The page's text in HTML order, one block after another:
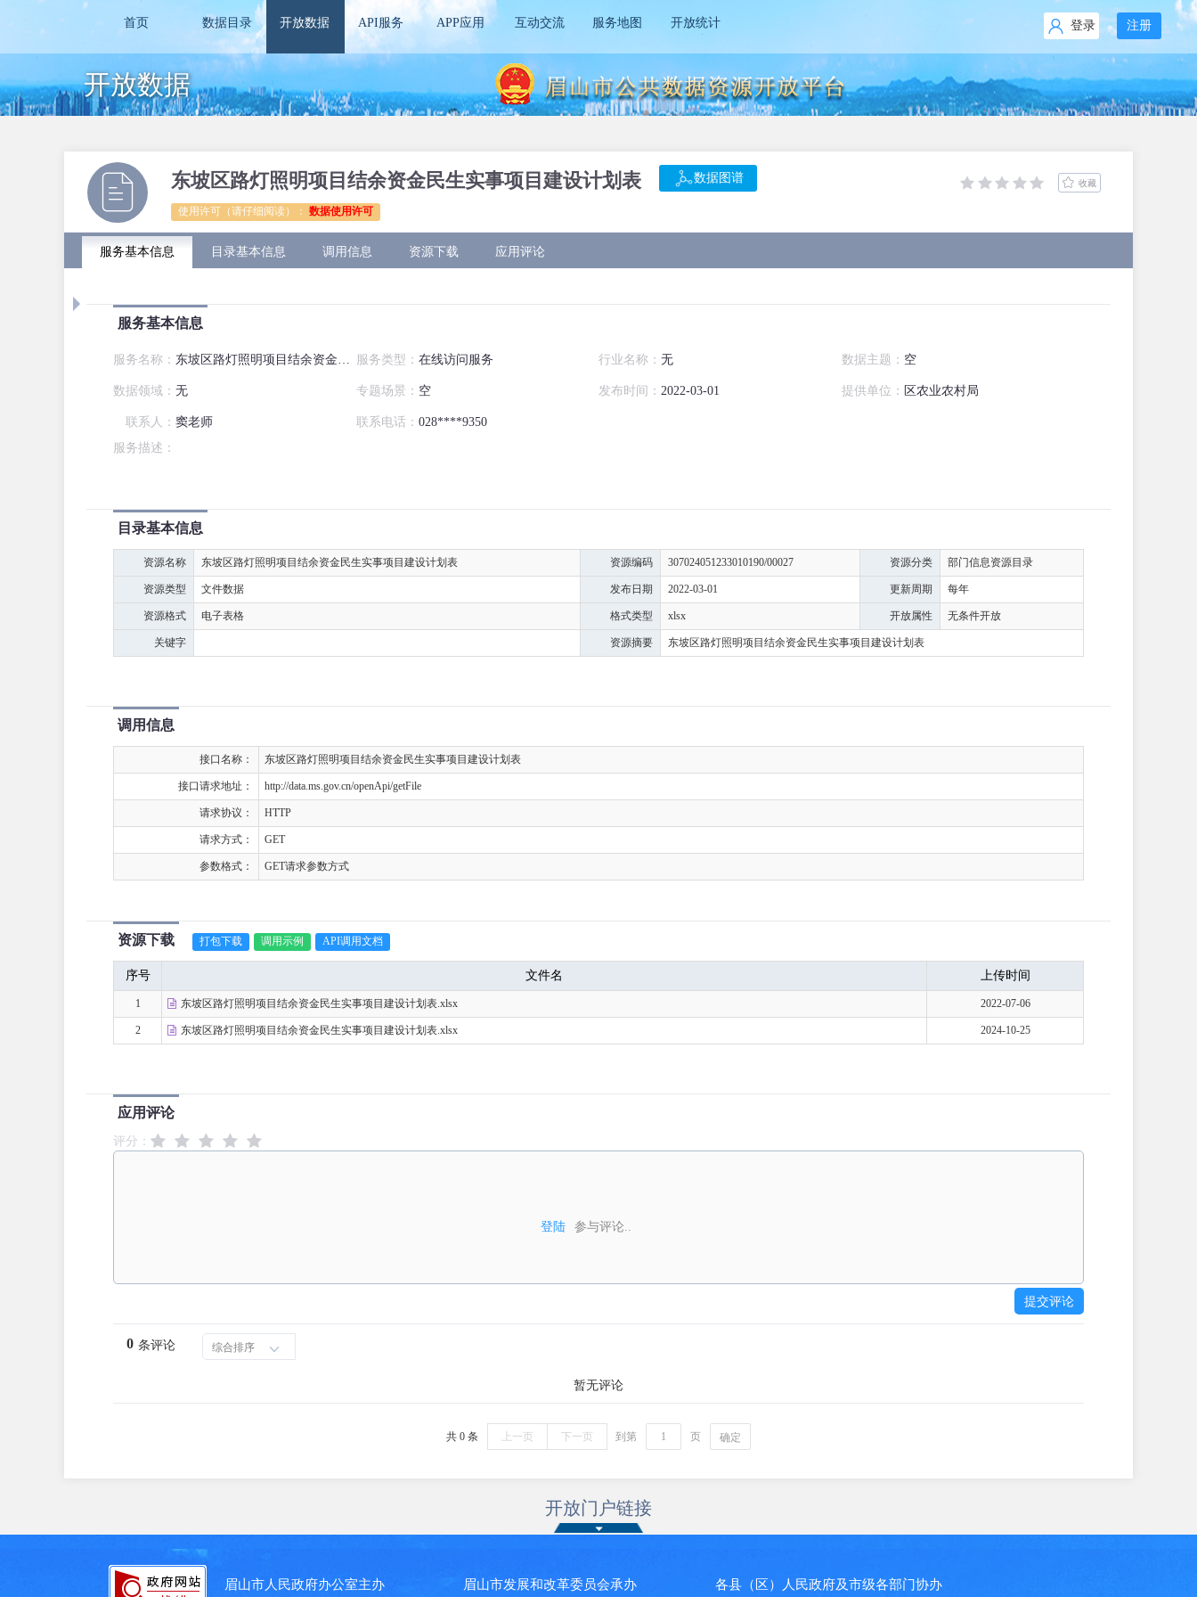
首页 数据目录 开放数据 API服务 APP应用 互动交流 服务地图 开放统计 注册
登录
开放数据
东坡区路灯照明项目结余资金民生实事项目建设计划表
使用许可（请仔细阅读）： 数据使用许可
数据图谱 收藏
服务基本信息 目录基本信息 调用信息 资源下载 应用评论
服务基本信息
服务名称： 东坡区路灯照明项目结余资金民生实事项目建设计划表 服务类型： 在线访问服务 行业名称： 无 数据主题： 空
数据领域： 无 专题场景： 空 发布时间： 2022-03-01 提供单位： 区农业农村局
联系人： 窦老师 联系电话： 028****9350
服务描述：
目录基本信息
资源名称 东坡区路灯照明项目结余资金民生实事项目建设计划表 资源编码 307024051233010190/00027 资源分类 部门信息资源目录
资源类型 文件数据 发布日期 2022-03-01 更新周期 每年
资源格式 电子表格 格式类型 xlsx 开放属性 无条件开放
关键字 资源摘要 东坡区路灯照明项目结余资金民生实事项目建设计划表
调用信息
接口名称： 东坡区路灯照明项目结余资金民生实事项目建设计划表
接口请求地址： http://data.ms.gov.cn/openApi/getFile
请求协议： HTTP
请求方式： GET
参数格式： GET请求参数方式
资源下载 打包下载 调用示例 API调用文档
序号 文件名 上传时间
1 东坡区路灯照明项目结余资金民生实事项目建设计划表.xlsx 2022-07-06
2 东坡区路灯照明项目结余资金民生实事项目建设计划表.xlsx 2024-10-25
应用评论
评分：
登陆 参与评论..
提交评论
0 条评论 综合排序
暂无评论
共 0 条 上一页 下一页 到第 页 确定
开放门户链接
眉山市人民政府办公室主办 眉山市发展和改革委员会承办 各县（区）人民政府及市级各部门协办